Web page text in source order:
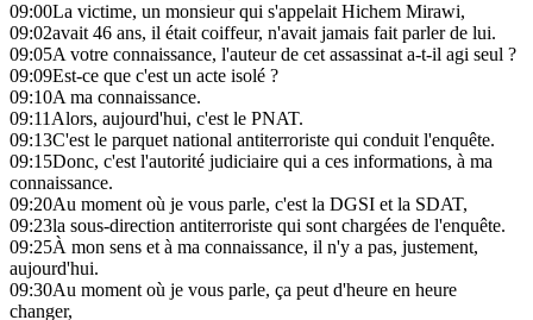
09:00La victime, un monsieur qui s'appelait Hichem Mirawi,
09:02avait 46 ans, il était coiffeur, n'avait jamais fait parler de lui.
09:05A votre connaissance, l'auteur de cet assassinat a-t-il agi seul ?
09:09Est-ce que c'est un acte isolé ?
09:10A ma connaissance.
09:11Alors, aujourd'hui, c'est le PNAT.
09:13C'est le parquet national antiterroriste qui conduit l'enquête.
09:15Donc, c'est l'autorité judiciaire qui a ces informations, à ma
connaissance.
09:20Au moment où je vous parle, c'est la DGSI et la SDAT,
09:23la sous-direction antiterroriste qui sont chargées de l'enquête.
09:25À mon sens et à ma connaissance, il n'y a pas, justement,
aujourd'hui.
09:30Au moment où je vous parle, ça peut d'heure en heure
changer,